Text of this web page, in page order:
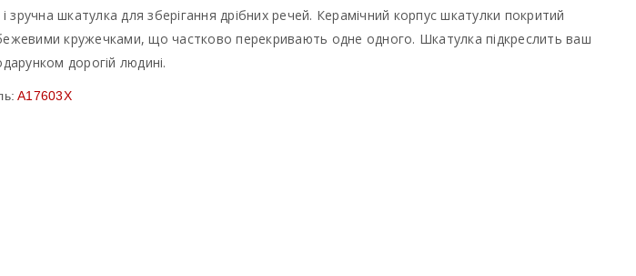
зручна шкатулка для зберігання дрібних речей. Керамічний корпус шкатулки покритий
бежевими кружечками, що частково перекривають одне одного. Шкатулка підкреслить ваш
дорогій людині.
A17603X